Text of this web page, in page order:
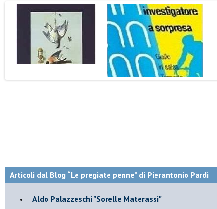
Articoli dal Blog “Le pregiate penne” di Pierantonio Pardi
​Aldo Palazzeschi "Sorelle Materassi"